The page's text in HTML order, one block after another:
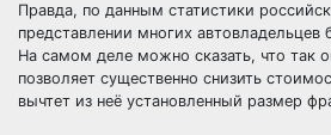
Правда, по данным статистики
представлении многих
На самом деле можно сказать, что так
позволяет существенно снизить
вычтет из неё установленный размер